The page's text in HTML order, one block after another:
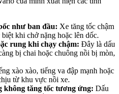
như ban đầu: Xe tăng tốc chậm
khi chở nặng hoặc lên dốc.
rung khi chạy chậm: Đây là dấu
bị chai hoặc chuông nồi bị mòn,
xào xào, tiếng va đập mạnh hoặc
từ khu vực nồi xe.
không tăng tốc tương ứng: Dấu